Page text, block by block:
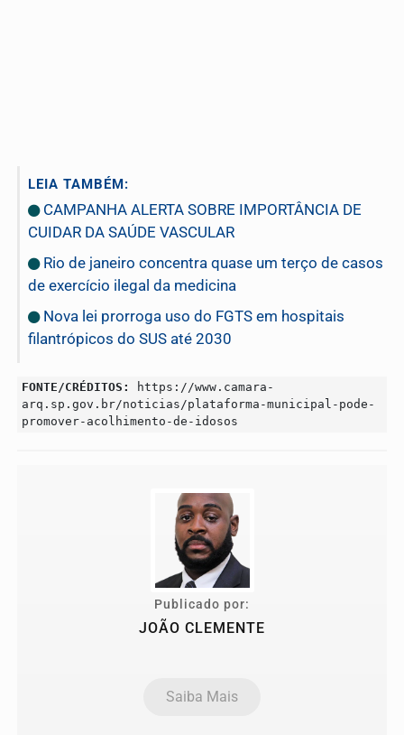
LEIA TAMBÉM:
CAMPANHA ALERTA SOBRE IMPORTÂNCIA DE
CUIDAR DA SAÚDE VASCULAR
Rio de janeiro concentra quase um terço de casos
de exercício ilegal da medicina
Nova lei prorroga uso do FGTS em hospitais
filantrópicos do SUS até 2030
FONTE/CRÉDITOS:
https://www.camara-
arq.sp.gov.br/noticias/plataforma-municipal-pode-
promover-acolhimento-de-idosos
Publicado por:
JOÃO CLEMENTE
Saiba Mais